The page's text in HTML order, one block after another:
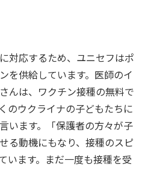
対応するため、ユニセフはポ
を供給しています。医師のイ
んは、ワクチン接種の無料で
のウクライナの子どもたちに
います。「保護者の方々が子
る動機にもなり、接種のスピ
います。まだ一度も接種を受